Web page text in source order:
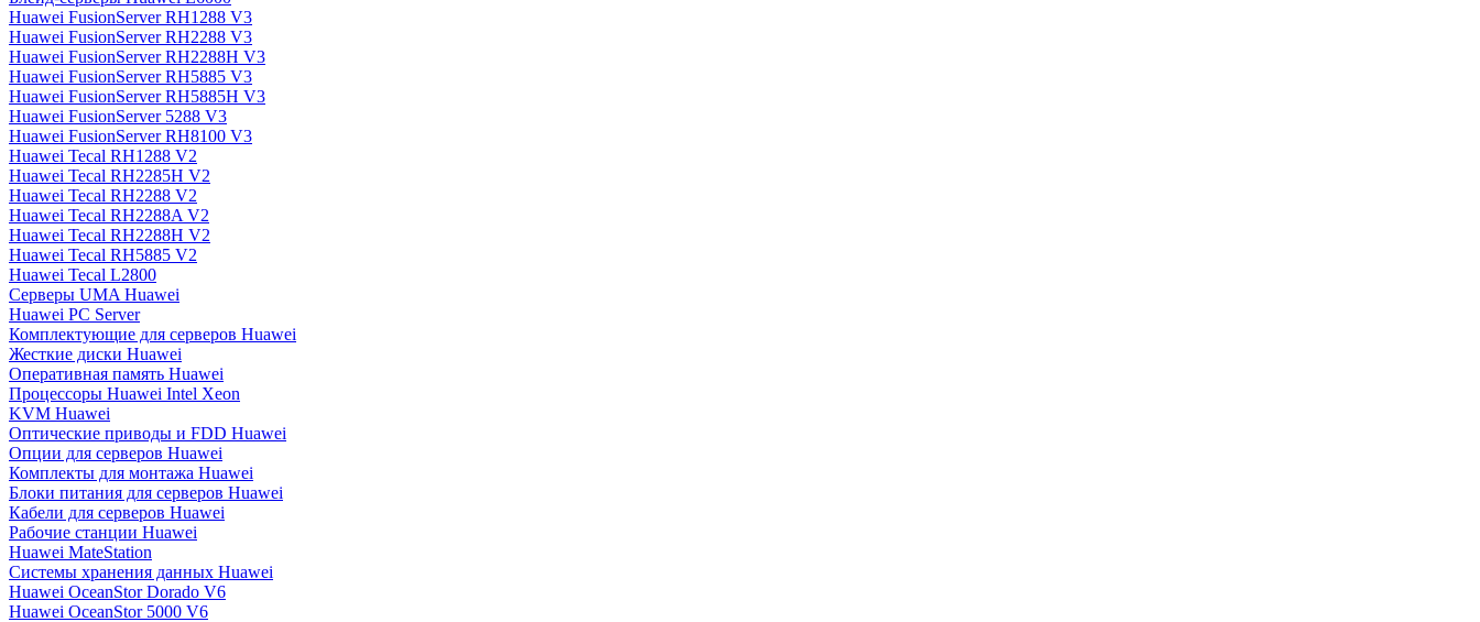
Huawei FusionServer RH1288 V3
Huawei FusionServer RH2288 V3
Huawei FusionServer RH2288H V3
Huawei FusionServer RH5885 V3
Huawei FusionServer RH5885H V3
Huawei FusionServer 5288 V3
Huawei FusionServer RH8100 V3
Huawei Tecal RH1288 V2
Huawei Tecal RH2285H V2
Huawei Tecal RH2288 V2
Huawei Tecal RH2288A V2
Huawei Tecal RH2288H V2
Huawei Tecal RH5885 V2
Huawei Tecal L2800
Серверы UMA Huawei
Huawei PC Server
Комплектующие для серверов Huawei
Жесткие диски Huawei
Оперативная память Huawei
Процессоры Huawei Intel Xeon
KVM Huawei
Оптические приводы и FDD Huawei
Опции для серверов Huawei
Комплекты для монтажа Huawei
Блоки питания для серверов Huawei
Кабели для серверов Huawei
Рабочие станции Huawei
Huawei MateStation
Системы хранения данных Huawei
Huawei OceanStor Dorado V6
Huawei OceanStor 5000 V6